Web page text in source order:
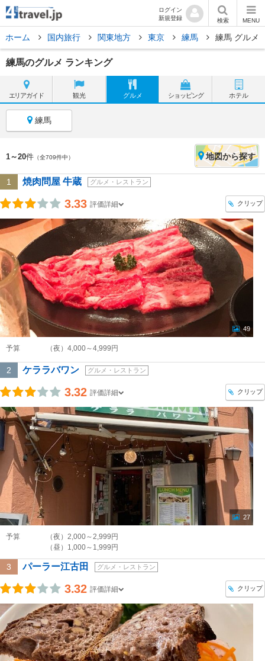
ログイン
新規登録
検索 MENU
ホーム 国内旅行 関東地方 東京 練馬 練馬 グルメ
練馬のグルメ ランキング
エリアガイド 観光 グルメ ショッピング ホテル
練馬
1～20件 （全709件中） 地図から探す
1 焼肉問屋 牛蔵 グルメ・レストラン
3.33 評価詳細 クリップ
49
予算 （夜）4,000～4,999円
2 ケララバワン グルメ・レストラン
3.32 評価詳細 クリップ
27
予算
（夜）2,000～2,999円
（昼）1,000～1,999円
3 パーラー江古田 グルメ・レストラン
3.32 評価詳細 クリップ